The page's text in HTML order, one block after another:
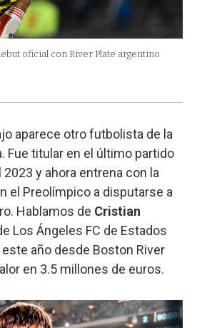
oficial con River Plate argentino
aparece otro futbolista de la
Fue titular en el último partido
y ahora entrena con la
el Preolímpico a disputarse a
Hablamos de Cristian
Los Ángeles FC de Estados
año desde Boston River
en 3.5 millones de euros.